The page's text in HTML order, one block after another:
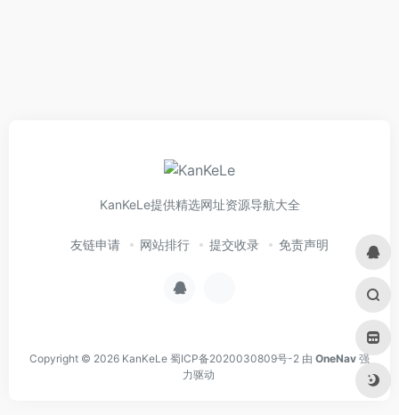
KanKeLe提供精选网址资源导航大全
友链申请 网站排行 提交收录 免责声明
Copyright © 2026 KanKeLe 蜀ICP备2020030809号-2 由 OneNav 强
力驱动